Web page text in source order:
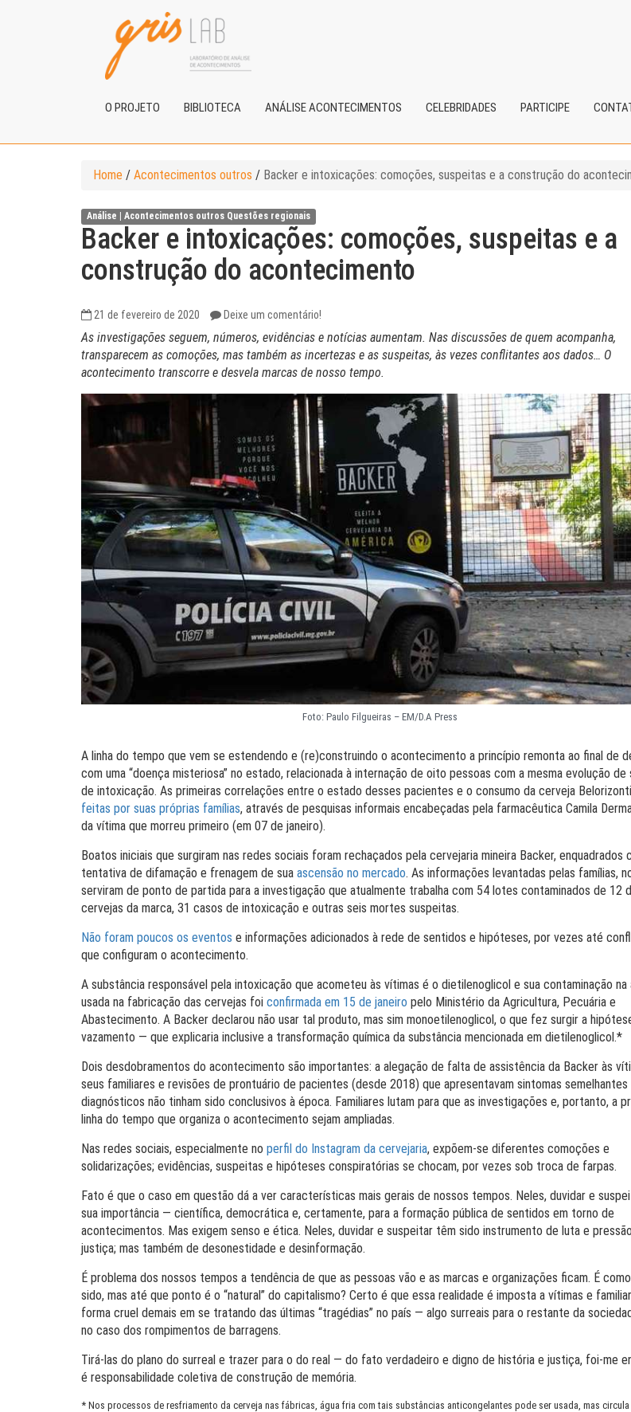
O PROJETO BIBLIOTECA ANÁLISE ACONTECIMENTOS CELEBRIDADES PARTICIPE
Home / Acontecimentos outros / Backer e intoxicações: comoções, suspeitas e a construção do
Análise | Acontecimentos outros Questões regionais
Backer e intoxicações: comoções, suspeitas e a
construção do acontecimento
21 de fevereiro de 2020 Deixe um comentário!
As investigações seguem, números, evidências e notícias aumentam. Nas discussões de quem acompanha,
transparecem as comoções, mas também as incertezas e as suspeitas, às vezes conflitantes aos dados… O
acontecimento transcorre e desvela marcas de nosso tempo.
Foto: Paulo Filgueiras – EM/D.A Press
A linha do tempo que vem se estendendo e (re)construindo o acontecimento a princípio remonta ao final de
com uma “doença misteriosa” no estado, relacionada à internação de oito pessoas com a mesma evolução de
de intoxicação. As primeiras correlações entre o estado desses pacientes e o consumo da cerveja
feitas por suas próprias famílias, através de pesquisas informais encabeçadas pela farmacêutica Camila
da vítima que morreu primeiro (em 07 de janeiro).
Boatos iniciais que surgiram nas redes sociais foram rechaçados pela cervejaria mineira Backer, enquadrados
tentativa de difamação e frenagem de sua ascensão no mercado. As informações levantadas pelas famílias,
serviram de ponto de partida para a investigação que atualmente trabalha com 54 lotes contaminados de 12
cervejas da marca, 31 casos de intoxicação e outras seis mortes suspeitas.
Não foram poucos os eventos e informações adicionados à rede de sentidos e hipóteses, por vezes até
que configuram o acontecimento.
A substância responsável pela intoxicação que acometeu às vítimas é o dietilenoglicol e sua contaminação na
usada na fabricação das cervejas foi confirmada em 15 de janeiro pelo Ministério da Agricultura, Pecuária e
Abastecimento. A Backer declarou não usar tal produto, mas sim monoetilenoglicol, o que fez surgir a
vazamento — que explicaria inclusive a transformação química da substância mencionada em dietilenoglicol.*
Dois desdobramentos do acontecimento são importantes: a alegação de falta de assistência da Backer às
seus familiares e revisões de prontuário de pacientes (desde 2018) que apresentavam sintomas semelhantes
diagnósticos não tinham sido conclusivos à época. Familiares lutam para que as investigações e, portanto, a
linha do tempo que organiza o acontecimento sejam ampliadas.
Nas redes sociais, especialmente no perfil do Instagram da cervejaria, expõem-se diferentes comoções e
solidarizações; evidências, suspeitas e hipóteses conspiratórias se chocam, por vezes sob troca de farpas.
Fato é que o caso em questão dá a ver características mais gerais de nossos tempos. Neles, duvidar e
sua importância — científica, democrática e, certamente, para a formação pública de sentidos em torno de
acontecimentos. Mas exigem senso e ética. Neles, duvidar e suspeitar têm sido instrumento de luta e
justiça; mas também de desonestidade e desinformação.
É problema dos nossos tempos a tendência de que as pessoas vão e as marcas e organizações ficam. É
sido, mas até que ponto é o “natural” do capitalismo? Certo é que essa realidade é imposta a vítimas e
forma cruel demais em se tratando das últimas “tragédias” no país — algo surreais para o restante da
no caso dos rompimentos de barragens.
Tirá-las do plano do surreal e trazer para o do real — do fato verdadeiro e digno de história e justiça, foi-me
é responsabilidade coletiva de construção de memória.
* Nos processos de resfriamento da cerveja nas fábricas, água fria com tais substâncias anticongelantes pode ser usada, mas